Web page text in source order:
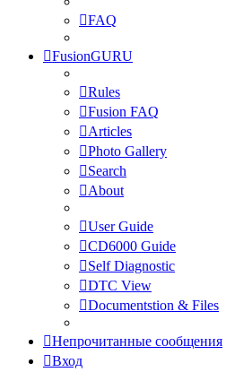
FAQ
FusionGURU
Rules
Fusion FAQ
Articles
Photo Gallery
Search
About
User Guide
CD6000 Guide
Self Diagnostic
DTC View
Documentstion & Files
Непрочитанные сообщения
Вход